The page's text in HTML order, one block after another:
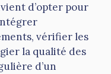
d’opter pour
vérifier les
la qualité des
d’un